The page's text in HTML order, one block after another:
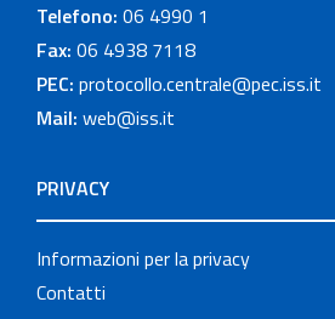
Telefono: 06 4990 1
Fax: 06 4938 7118
PEC: protocollo.centrale@pec.iss.it
Mail: web@iss.it
PRIVACY
Informazioni per la privacy
Contatti